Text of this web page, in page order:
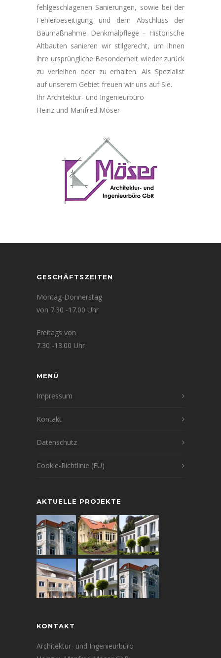
fehlgeschlagenen Sanierungen, sowie bei der
Fehlerbeseitigung und dem Abschluss der
Baumaßnahme. Denkmalpflege – Historische
Altbauten sanieren wir stilgerecht, um ihnen
ihre ursprüngliche Besonderheit wieder zurück
zu verleihen oder zu erhalten. Als Spezialist
auf unserem Gebiet freuen wir uns auf Sie.
Ihr Architektur- und Ingenieurbüro
Heinz und Manfred Möser
GESCHÄFTSZEITEN
Montag-Donnerstag
von 7.30 -17.00 Uhr
Freitags von
7.30 -13.00 Uhr
MENÜ
Impressum
Kontakt
Datenschutz
Cookie-Richtlinie (EU)
AKTUELLE PROJEKTE
KONTAKT
Architektur- und Ingenieurbüro